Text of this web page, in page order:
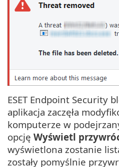
ESET Endpoint Security
aplikacja zaczęła
komputerze w
opcję Wyświetl
wyświetlona zostanie
zostały pomyślnie